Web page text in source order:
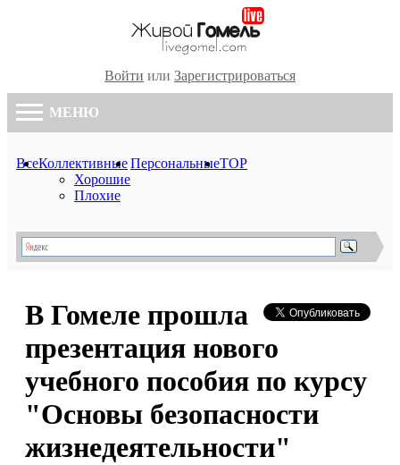
Войти или Зарегистрироваться
МЕНЮ
ВсеКоллективные
Хорошие
Плохие
ПерсональныеTOP
В Гомеле прошла
презентация нового
учебного пособия по курсу
"Основы безопасности
жизнедеятельности"